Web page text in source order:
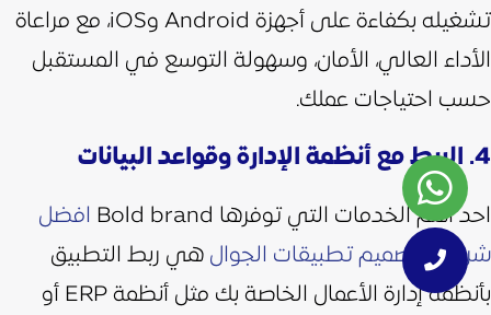
تشغيله بكفاءة على أجهزة Android وiOS، مع مراعاة
الأداء العالي، الأمان، وسهولة التوسع في المستقبل
حسب احتياجات عملك.
4. الربط مع أنظمة الإدارة وقواعد البيانات
احد اهم الخدمات التي توفرها Bold brand
افضل
شركات تصميم تطبيقات الجوال هي ربط التطبيق
بأنظمة إدارة الأعمال الخاصة بك مثل أنظمة ERP أو